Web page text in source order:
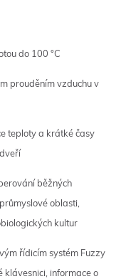
do 100 °C
prouděním vzduchu v
teploty a krátké časy
běžných
oblasti,
kultur
řídicím systém Fuzzy
klávesnici, informace o